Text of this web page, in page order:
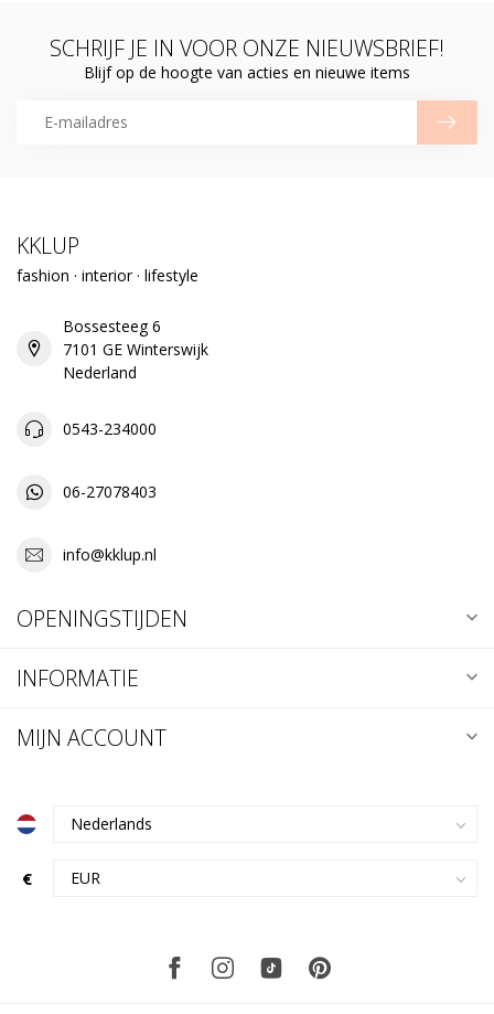
SCHRIJF JE IN VOOR ONZE NIEUWSBRIEF!
Blijf op de hoogte van acties en nieuwe items
KKLUP
fashion · interior · lifestyle
Bossesteeg 6
7101 GE Winterswijk
Nederland
0543-234000
06-27078403
info@kklup.nl
OPENINGSTIJDEN
INFORMATIE
MIJN ACCOUNT
€